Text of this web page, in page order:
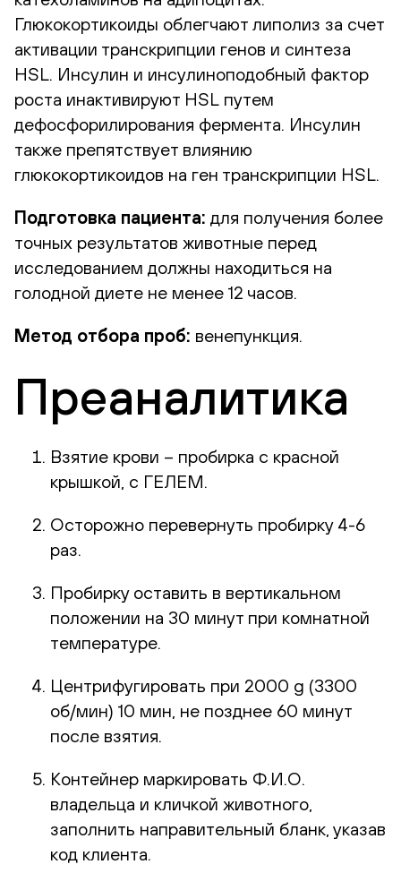
Глюкокортикоиды облегчают липолиз за счет
активации транскрипции генов и синтеза
HSL. Инсулин и инсулиноподобный фактор
роста инактивируют HSL путем
дефосфорилирования фермента. Инсулин
также препятствует влиянию
глюкокортикоидов на ген транскрипции HSL.
Подготовка пациента: для получения более
точных результатов животные перед
исследованием должны находиться на
голодной диете не менее 12 часов.
Метод отбора проб: венепункция.
Преаналитика
Взятие крови – пробирка с красной
крышкой, с ГЕЛЕМ.
Осторожно перевернуть пробирку 4-6
раз.
Пробирку оставить в вертикальном
положении на 30 минут при комнатной
температуре.
Центрифугировать при 2000 g (3300
об/мин) 10 мин, не позднее 60 минут
после взятия.
Контейнер маркировать Ф.И.О.
владельца и кличкой животного,
заполнить направительный бланк, указав
код клиента.